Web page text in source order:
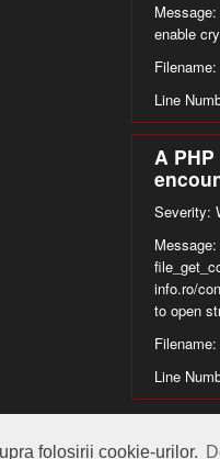
folosirii cookie-urilor.
enable
Line
A
Severity:
Message:
info.ro/
to open
Line